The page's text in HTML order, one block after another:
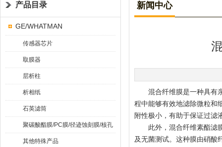
产品目录
GE/WHATMAN
传感器芯片
取膜器
层析柱
析相纸
石英滤筒
聚碳酸酯膜/PC膜/径迹蚀刻膜/核孔
膜
其他特殊产品
新闻中心
混合纤维膜是一种具有亲
程中能够有效地滤除微粒和
附性极小，有助于保证过滤
此外，混合纤维素酯滤膜
及无菌测试。这种膜由硝酸